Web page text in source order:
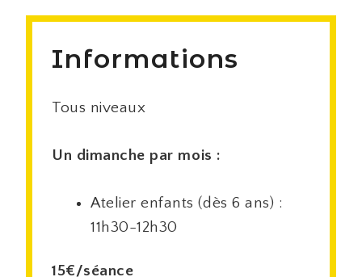
Informations
Tous niveaux
Un dimanche par mois :
Atelier enfants (dès 6 ans) :
11h30-12h30
15€/séance